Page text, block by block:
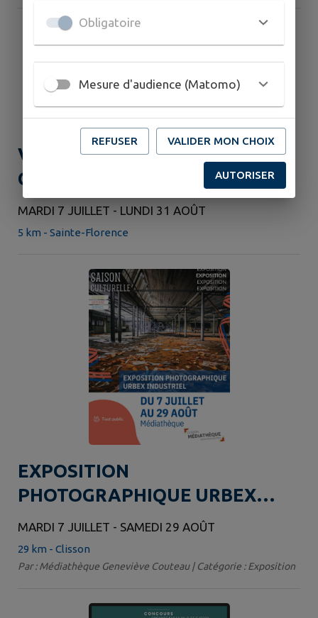
Visite de l'Espace Gaston
Chaissac cet été
MARDI 7 JUILLET - LUNDI 31 AOÛT
5 km - Sainte-Florence
EXPOSITION
PHOTOGRAPHIQUE URBEX
INDUSTRIEL
MARDI 7 JUILLET - SAMEDI 29 AOÛT
29 km - Clisson
Par : Médiathèque Geneviève Couteau | Catégorie : Exposition
Obligatoire
Mesure d'audience (Matomo)
REFUSER VALIDER MON CHOIX
AUTORISER